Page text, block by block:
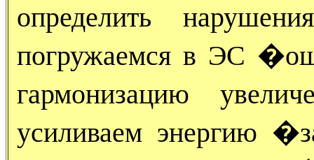
определить
погружаемся в ЭС
гармонизацию
усиливаем энергию